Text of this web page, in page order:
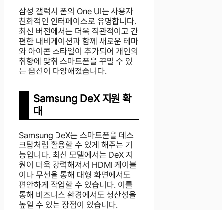
삼성 갤럭시 폰의 One UI는 사용자
친화적인 인터페이스로 유명합니다.
최신 버전에서는 더욱 직관적이고 간
편한 내비게이션과 함께 새로운 테마
와 아이콘 스타일이 추가되어 개인의
취향에 맞춰 스마트폰을 꾸밀 수 있
는 옵션이 다양해졌습니다.
Samsung DeX 지원 확
대
Samsung DeX는 스마트폰을 데스
크탑처럼 활용할 수 있게 해주는 기
능입니다. 최신 모델에서는 DeX 지
원이 더욱 강력해져서 HDMI 케이블
이나 무선을 통해 대형 화면에서도
편안하게 작업할 수 있습니다. 이를
통해 비즈니스 환경에서도 생산성을
높일 수 있는 장점이 있습니다.